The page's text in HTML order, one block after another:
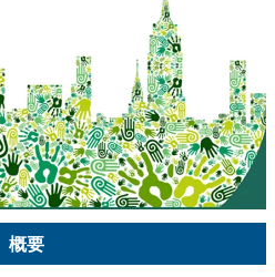
概要